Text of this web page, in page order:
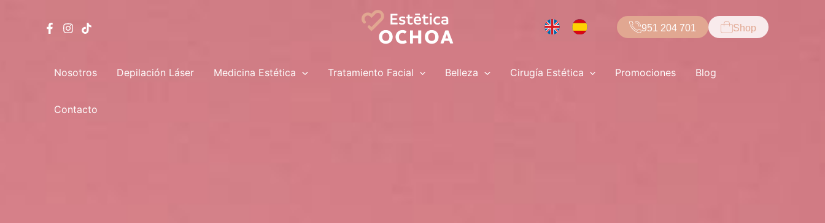
951 204 701 Shop
Nosotros Depilación Láser Medicina Estética Tratamiento Facial Belleza Cirugía Estética Promociones Blog
Contacto